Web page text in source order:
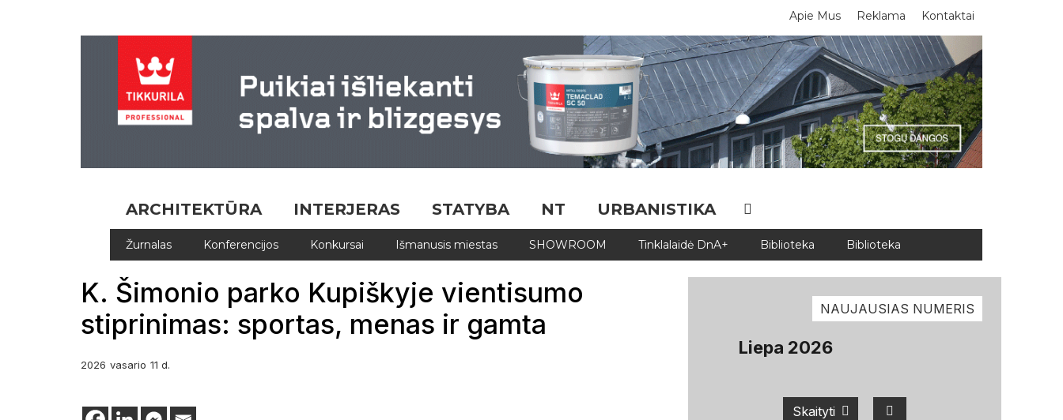
Apie Mus Reklama Kontaktai
ARCHITEKTŪRA INTERJERAS STATYBA NT URBANISTIKA
Žurnalas Konferencijos Konkursai Išmanusis miestas SHOWROOM Tinklalaidė DnA+ Biblioteka Biblioteka
Structum.lt Išmanusis miestas
K. Šimonio parko Kupiškyje vientisumo
stiprinimas: sportas, menas ir gamta
2026 vasario 11 d.
NAUJAUSIAS NUMERIS
Liepa 2026
Skaityti